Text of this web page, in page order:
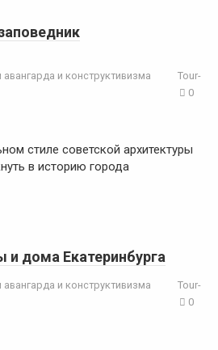
и конструктивизма
Tour-
0
стиле советской архитектуры
в историю города
дома Екатеринбурга
и конструктивизма
Tour-
0